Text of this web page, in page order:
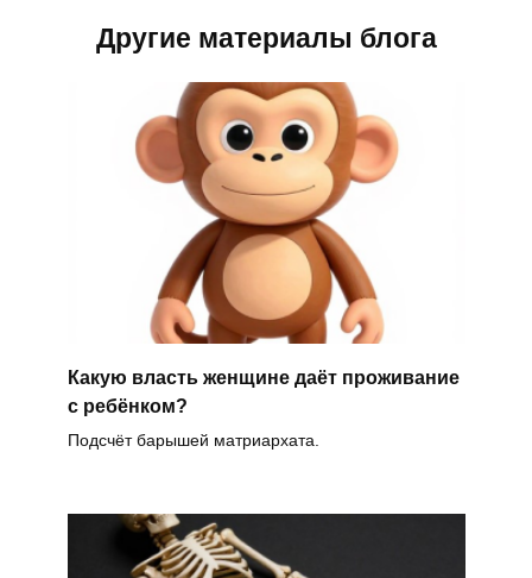
Другие материалы блога
Какую власть женщине даёт проживание
с ребёнком?
Подсчёт барышей матриархата.